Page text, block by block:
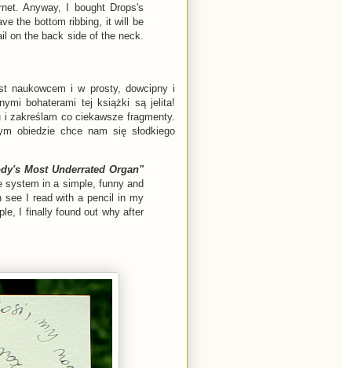
Anyway, I bought Drops's
the bottom ribbing, it will be
on the back side of the neck.
naukowcem i w prosty, dowcipny i
bohaterami tej książki są jelita!
zakreślam co ciekawsze fragmenty.
obiedzie chce nam się słodkiego
Most Underrated Organ"
system in a simple, funny and
I read with a pencil in my
I finally found out why after